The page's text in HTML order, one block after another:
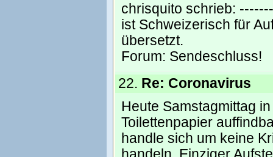
chrisquito schrieb:
ist Schweizerisch für
übersetzt.
Forum: Sendeschluss!
22. Re: Coronavirus
Heute Samstagmittag
Toilettenpapier
handle sich um keine